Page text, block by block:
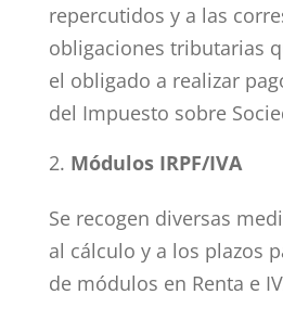
repercutidos y a las
obligaciones tributarias
el obligado a realizar
del Impuesto sobre
Módulos IRPF/IVA
Se recogen diversas
al cálculo y a los plazos
de módulos en Renta e